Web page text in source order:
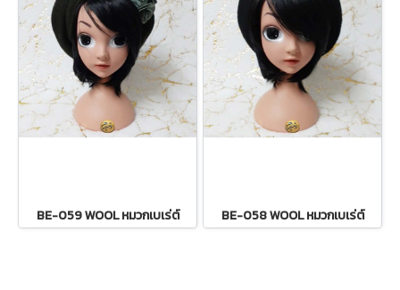
BE-059 WOOL หมวกเบเร่ต์ BE-058 WOOL หมวกเบเร่ต์